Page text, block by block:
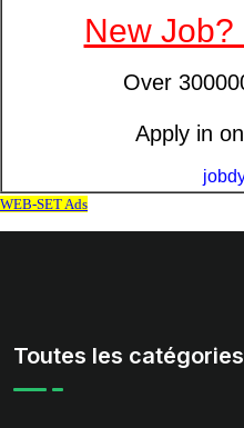
Toutes les catégories